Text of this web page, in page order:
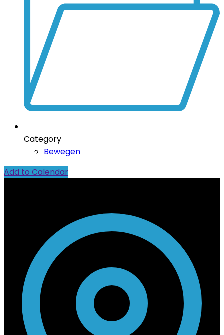
Category
Bewegen
Add to Calendar